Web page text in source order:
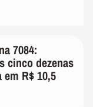
7084:
cinco dezenas
R$ 10,5